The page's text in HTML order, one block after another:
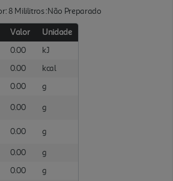
8 Mililitros :Não Preparado
Valor
Unidade
0.00
kJ
0.00
kcal
0.00
g
0.00
g
0.00 g
0.00
g
0.00
g